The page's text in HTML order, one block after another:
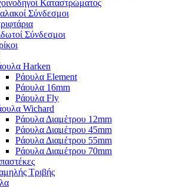
Καταστρώματος
Σύνδεσμοι
Σύνδεσμοι
Harken
Ράουλα Element
Ράουλα 16mm
Ράουλα Fly
Wichard
Ράουλα Διαμέτρου 12mm
Ράουλα Διαμέτρου 45mm
Ράουλα Διαμέτρου 55mm
Ράουλα Διαμέτρου 70mm
Τριβής